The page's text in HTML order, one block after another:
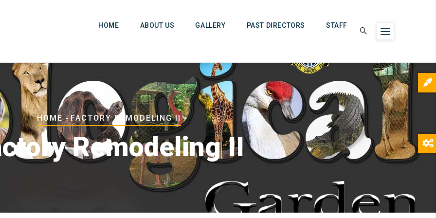
HOME ABOUT US GALLERY PAST DIRECTORS STAFF
Breadcrumb
HOME -FACTORY REMODELING II
Remodeling II